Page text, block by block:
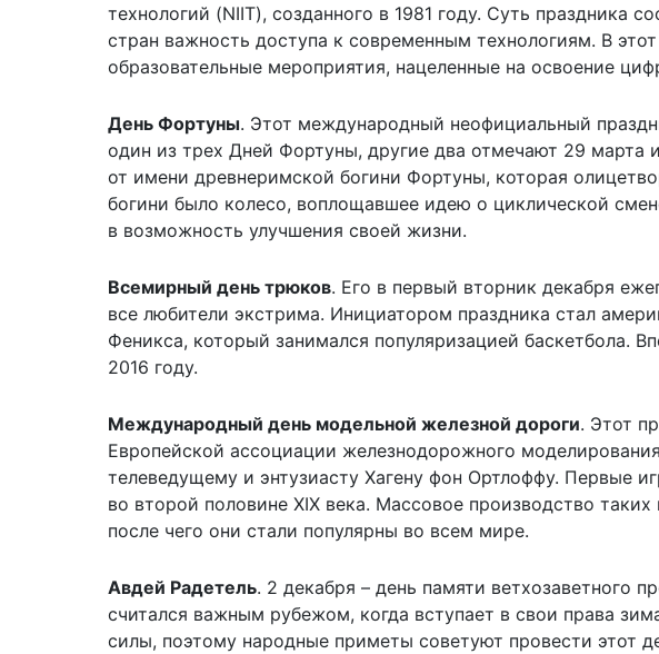
технологий (NIIT), созданного в 1981 году. Суть праздника
стран важность доступа к современным технологиям. В
образовательные мероприятия, нацеленные на освоение
День Фортуны. Этот международный неофициальный
один из трех Дней Фортуны, другие два отмечают 29 марта
от имени древнеримской богини Фортуны, которая
богини было колесо, воплощавшее идею о циклической
в возможность улучшения своей жизни.
Всемирный день трюков. Его в первый вторник декабря
все любители экстрима. Инициатором праздника стал
Феникса, который занимался популяризацией баскетбола.
2016 году.
Международный день модельной железной дороги. Этот
Европейской ассоциации железнодорожного
телеведущему и энтузиасту Хагену фон Ортлоффу. Первые
во второй половине XIX века. Массовое производство
после чего они стали популярны во всем мире.
Авдей Радетель. 2 декабря – день памяти ветхозаветного
считался важным рубежом, когда вступает в свои права
силы, поэтому народные приметы советуют провести этот